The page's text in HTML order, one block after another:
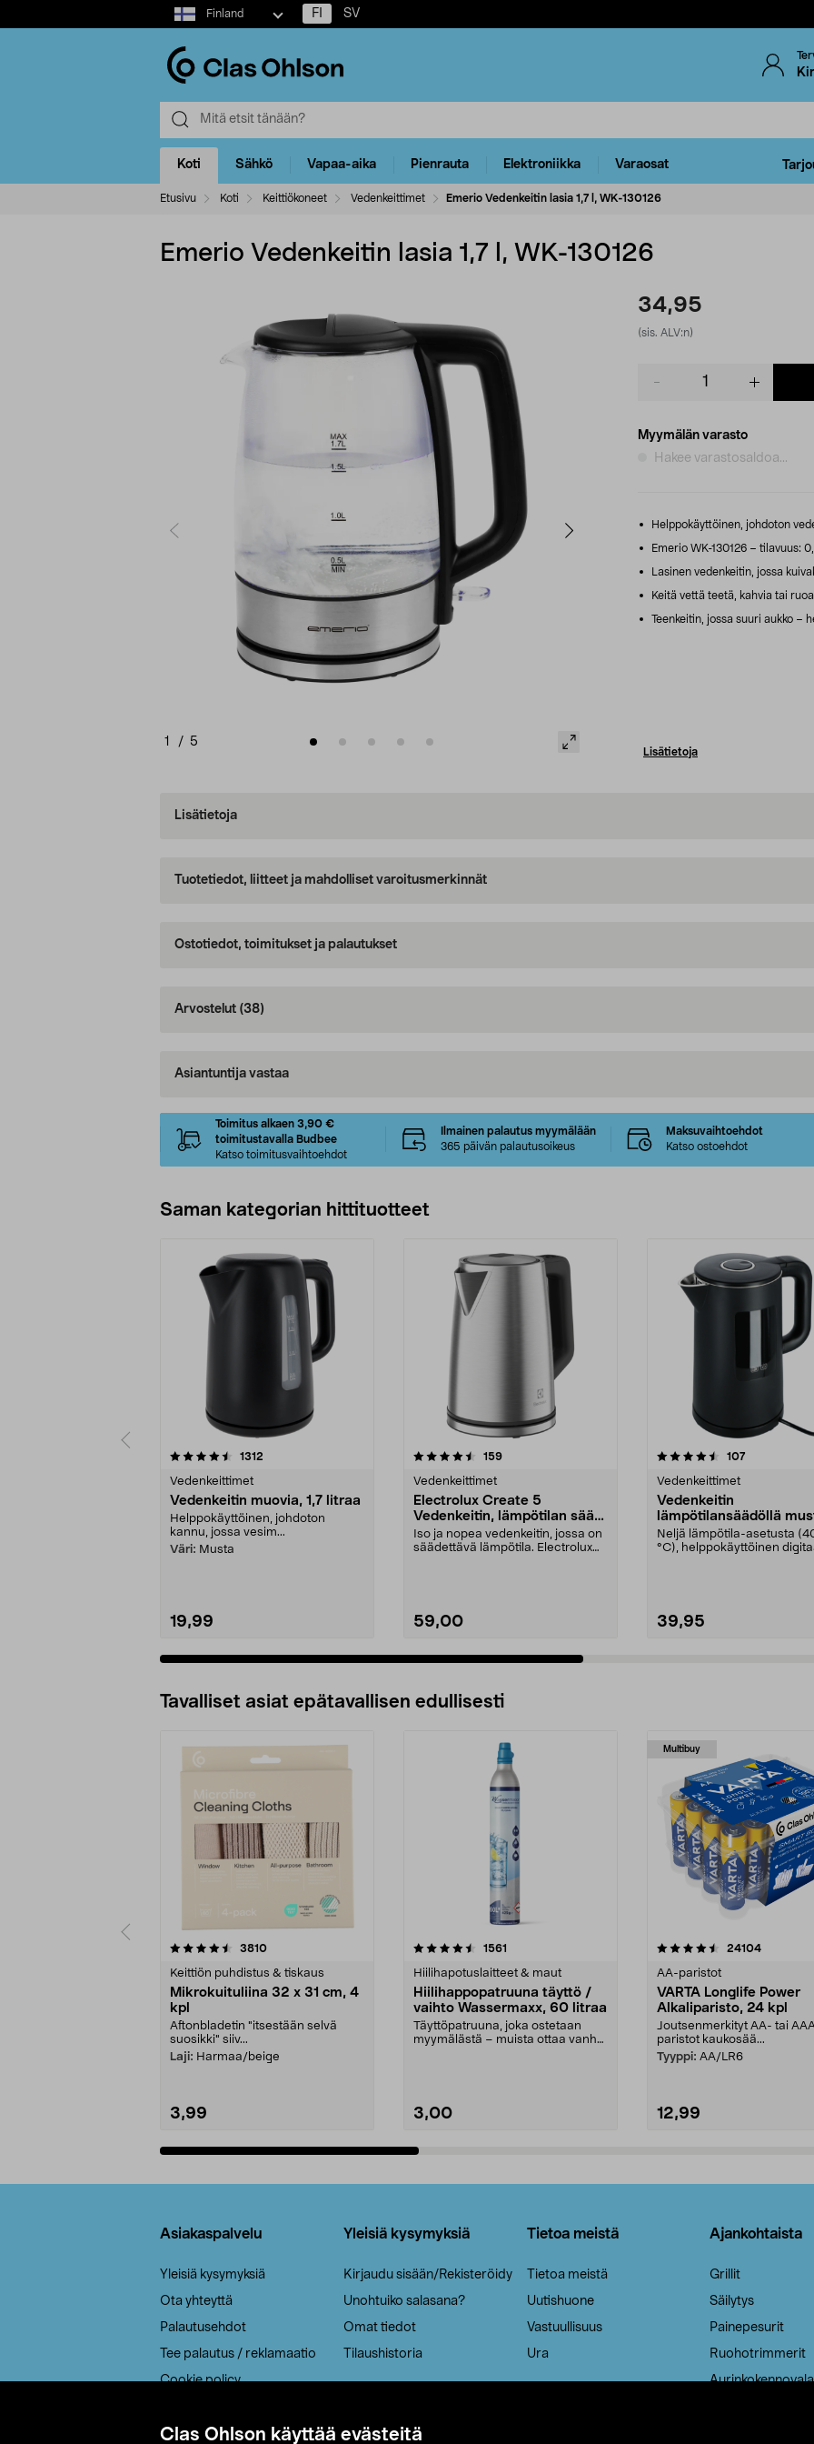
Clas Ohlson käyttää evästeitä
Select
market
Finland FI SV
Koti Sähkö Vapaa-aika Pienrauta Elektroniikka Varaosat
Etusivu Koti Keittiökoneet Vedenkeittimet Emerio Vedenkeitin lasia 1,7 l, WK-130126
Emerio Vedenkeitin lasia 1,7 l, WK-130126
1 / 5
34,95
(sis. ALV:n)
Myymälän varasto
Hakee varastosaldoa...
Helppokäyttöinen, johdoton
Emerio WK-130126 – tilavuus:
Lasinen vedenkeitin, jossa
Keitä vettä teetä, kahvia tai
Teenkeitin, jossa suuri aukko –
Lisätietoja
Lisätietoja
Tuotetiedot, liitteet ja mahdolliset varoitusmerkinnät
Ostotiedot, toimitukset ja palautukset
Arvostelut (38)
Asiantuntija vastaa
Toimitus alkaen 3,90 €
toimitustavalla Budbee
Katso toimitusvaihtoehdot
Ilmainen palautus myymälään
365 päivän palautusoikeus
Maksuvaihtoehdot
Katso ostoehdot
Saman kategorian hittituotteet
1312
Vedenkeittimet
Vedenkeitin muovia, 1,7 litraa
Helppokäyttöinen, johdoton
kannu, jossa vesim...
Väri: Musta
19,99
4.5 viidestä
159arvostelut
Vedenkeittimet
Electrolux Create 5
Vedenkeitin, lämpötilan säätö
1,7 l
Iso ja nopea vedenkeitin, jossa on
säädettävä lämpötila. Electrolux
59,00
4.5 viidestä
107arvostelut
Vedenkeittimet
Vedenkeitin
lämpötilansäädöllä
lNeljä lämpötila-asetusta
°C), helppokäyttöinen
39,95
4.5 viidestä
Tavalliset asiat epätavallisen edullisesti
3810arvostelut
Keittiön puhdistus & tiskaus
Mikrokuituliina 32 x 31 cm, 4
kpl
Aftonbladetin "itsestään selvä
suosikki" siiv...
Laji: Harmaa/beige
3,99
4.5viidestä
1561
Hiilihapotuslaitteet & maut
Hiilihappopatruuna täyttö /
vaihto Wassermaxx, 60 litraa
Täyttöpatruuna, joka ostetaan
myymälästä – muista ottaa vanha
3,00
Multibuy
4.5viidestä
24104arvostelut
AA-paristot
VARTA Longlife Power
Alkaliparisto, 24 kpl
Joutsenmerkityt AA- tai
paristot kaukosää...
Tyyppi: AA/LR6
12,99
4.5viidestä
Asiakaspalvelu
Yleisiä kysymyksiä
Ota yhteyttä
Palautusehdot
Tee palautus / reklamaatio
Cookie policy
Saavutettavuus
Yleisiä kysymyksiä
Kirjaudu sisään/Rekisteröidy
Unohtuiko salasana?
Omat tiedot
Tilaushistoria
Tietoa meistä
Tietoa meistä
Uutishuone
Vastuullisuus
Ura
Ajankohtaista
Grillit
Säilytys
Painepesurit
Ruohotrimmerit